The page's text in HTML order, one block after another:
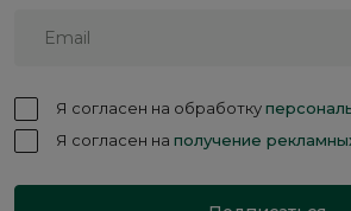
Я согласен на обработку
Я согласен на получение